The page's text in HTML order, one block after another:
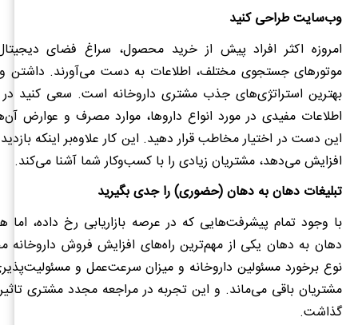
وب‌سایت طراحی کنید
امروزه اکثر افراد پیش از خرید محصول، سراغ فضای
موتورهای جستجوی مختلف، اطلاعات به دست می‌آورند. داشتن
بهترین استراتژی‌های جذب مشتری داروخانه است. سعی کنید
اطلاعات مفیدی در مورد انواع داروها، موارد مصرف و عوارض
این دست در اختیار مخاطب قرار دهید. این کار علاوه‌بر اینکه
افزایش می‌دهد، مشتریان زیادی را با کسب‌وکار شما آشنا می‌کند.
تبلیغات دهان به دهان (حضوری) را جدی بگیرید
با وجود تمام پیشرفت‌هایی که در عرصه بازاریابی رخ داده، اما
دهان به دهان یکی از مهم‌ترین راه‌های افزایش فروش
نوع برخورد مسئولین داروخانه و میزان سرعت‌عمل و
مشتریان باقی می‌ماند. و این تجربه در مراجعه مجدد مشتری
گذاشت.